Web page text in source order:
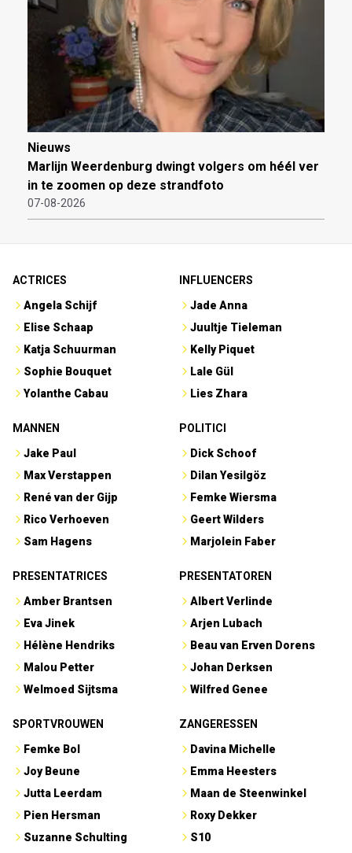
Nieuws
Marlijn Weerdenburg dwingt volgers om héél ver
in te zoomen op deze strandfoto
07-08-2026
ACTRICES
Angela Schijf
Elise Schaap
Katja Schuurman
Sophie Bouquet
Yolanthe Cabau
INFLUENCERS
Jade Anna
Juultje Tieleman
Kelly Piquet
Lale Gül
Lies Zhara
MANNEN
Jake Paul
Max Verstappen
René van der Gijp
Rico Verhoeven
Sam Hagens
POLITICI
Dick Schoof
Dilan Yesilgöz
Femke Wiersma
Geert Wilders
Marjolein Faber
PRESENTATRICES
Amber Brantsen
Eva Jinek
Hélène Hendriks
Malou Petter
Welmoed Sijtsma
PRESENTATOREN
Albert Verlinde
Arjen Lubach
Beau van Erven Dorens
Johan Derksen
Wilfred Genee
SPORTVROUWEN
Femke Bol
Joy Beune
Jutta Leerdam
Pien Hersman
Suzanne Schulting
ZANGERESSEN
Davina Michelle
Emma Heesters
Maan de Steenwinkel
Roxy Dekker
S10